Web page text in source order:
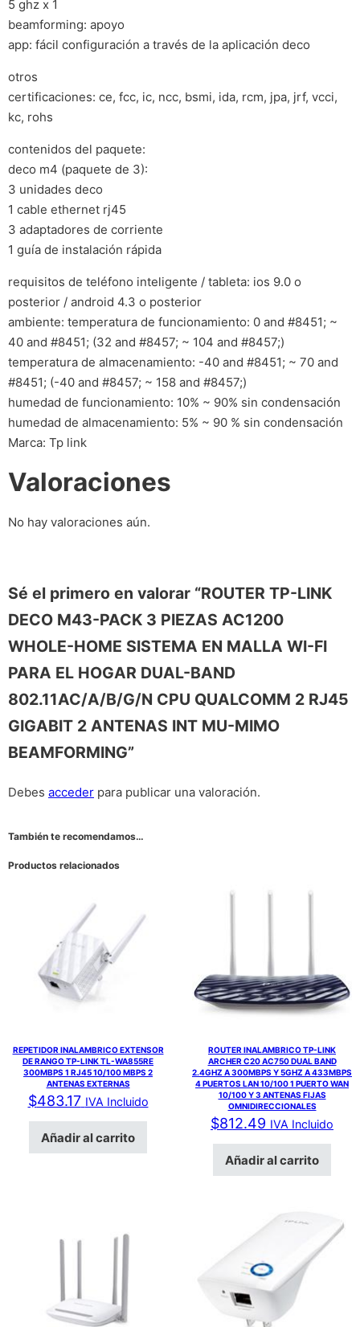
5 ghz x 1
beamforming: apoyo
app: fácil configuración a través de la aplicación deco
otros
certificaciones: ce, fcc, ic, ncc, bsmi, ida, rcm, jpa, jrf, vcci,
kc, rohs
contenidos del paquete:
deco m4 (paquete de 3):
3 unidades deco
1 cable ethernet rj45
3 adaptadores de corriente
1 guía de instalación rápida
requisitos de teléfono inteligente / tableta: ios 9.0 o
posterior / android 4.3 o posterior
ambiente: temperatura de funcionamiento: 0 and #8451; ~
40 and #8451; (32 and #8457; ~ 104 and #8457;)
temperatura de almacenamiento: -40 and #8451; ~ 70 and
#8451; (-40 and #8457; ~ 158 and #8457;)
humedad de funcionamiento: 10% ~ 90% sin condensación
humedad de almacenamiento: 5% ~ 90 % sin condensación
Marca: Tp link
Valoraciones
No hay valoraciones aún.
Sé el primero en valorar “ROUTER TP-LINK
DECO M43-PACK 3 PIEZAS AC1200
WHOLE-HOME SISTEMA EN MALLA WI-FI
PARA EL HOGAR DUAL-BAND
802.11AC/A/B/G/N CPU QUALCOMM 2 RJ45
GIGABIT 2 ANTENAS INT MU-MIMO
BEAMFORMING”
Debes acceder para publicar una valoración.
También te recomendamos…
Productos relacionados
REPETIDOR INALAMBRICO EXTENSOR
DE RANGO TP-LINK TL-WA855RE
300MBPS 1 RJ45 10/100 MBPS 2
ANTENAS EXTERNAS
$483.17 IVA Incluido
Añadir al carrito
ROUTER INALAMBRICO TP-LINK
ARCHER C20 AC750 DUAL BAND
2.4GHZ A 300MBPS Y 5GHZ A 433MBPS
4 PUERTOS LAN 10/100 1 PUERTO WAN
10/100 Y 3 ANTENAS FIJAS
OMNIDIRECCIONALES
$812.49 IVA Incluido
Añadir al carrito